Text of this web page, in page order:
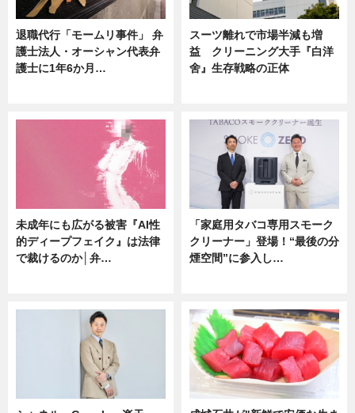
退職代行「モームリ事件」 弁
護士法人・オーシャン代表弁
護士に1年6か月…
スーツ離れで市場半減も増
益 クリーニング大手『白洋
舍』生存戦略の正体
未成年にも広がる被害『AI性
的ディープフェイク』は法律
で裁けるのか│弁…
「家庭用タバコ専用スモーク
クリーナー」登場！“最後の分
煙空間”に参入し…